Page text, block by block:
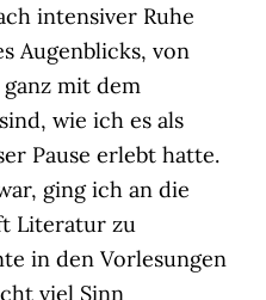
intensiver Ruhe
Augenblicks, von
mit dem
wie ich es als
Pause erlebt hatte.
ging ich an die
Literatur zu
in den Vorlesungen
viel Sinn